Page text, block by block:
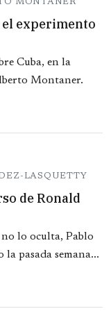
MONTANER
el experimento
Cuba, en la
Montaner.
LASQUETTY
de Ronald
lo oculta, Pablo
pasada semana...